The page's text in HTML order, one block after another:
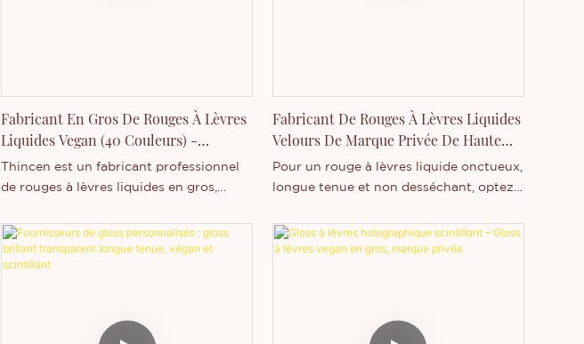
Fabricant En Gros De Rouges À Lèvres
Liquides Vegan (40 Couleurs) -
Thincen
Thincen est un fabricant professionnel
de rouges à lèvres liquides en gros,
s'adapter à toutes les carnations et
toutes les occasions. Ses formules
véganes, sans ingrédients d'origine
respectueuses de l'environnement. Elles
Fabricant De Rouges À Lèvres Liquides
Velours De Marque Privée De Haute
Qualité - Thincen
Pour un rouge à lèvres liquide onctueux,
longue tenue et non desséchant, optez
de haute qualité, disponible en marque
blanche. Fabricant professionnel de